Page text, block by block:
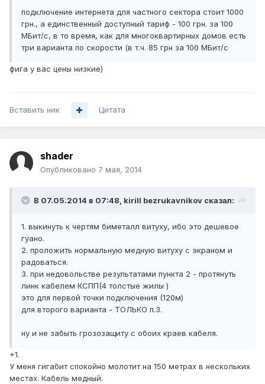
подключение интернета для частного сектора стоит 1000
грн., а единственный доступный тариф - 100 грн. за 100
МБит/с, в то время, как для многоквартирных домов есть
три варианта по скорости (в т.ч. 85 грн за 100 МБит/с
фига у вас цены низкие)
Вставить ник Цитата
shader
Опубликовано 7 мая, 2014
В 07.05.2014 в 07:48, kirill bezrukavnikov сказал:
1. выкинуть к чертям биметалл витуху, ибо это дешевое
гуано.
2. проложить нормальную медную витуху с экраном и
радоваться.
3. при недовольстве результатами пункта 2 - протянуть
линк кабелем КСПП(4 толстые жилы )
это для первой точки подключения (120м)
для второго варианта - ТОЛЬКО п.3.
ну и не забыть грозозащиту с обоих краев кабеля.
+1.
У меня гигабит спокойно молотит на 150 метрах в нескольких
местах. Кабель медный.